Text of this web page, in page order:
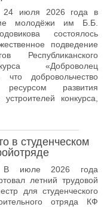
на 2-ое
24 июля 2026 года в
молодёжи им Б.Б.
состоялось
подведение
Республиканского
«Доброволец
что добровольчество
развития
конкурса,
в студенческом
В июле 2026 года
летний трудовой
для студенческого
отряда КФ